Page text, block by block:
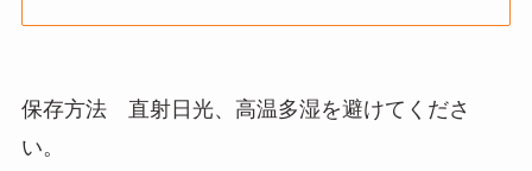
保存方法 直射日光、高温多湿を避けてくださ
い。